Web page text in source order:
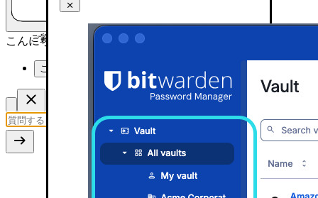
Filtering on desktop
ご質問はありますか？AIに聞いてみましょう！
こんにちは！今日はどのようにお手伝いできますか？
このページを要約してください